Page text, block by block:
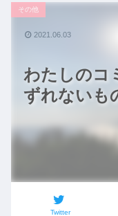
わたしの
ずれないも
その他
Twitter
2021.06.03